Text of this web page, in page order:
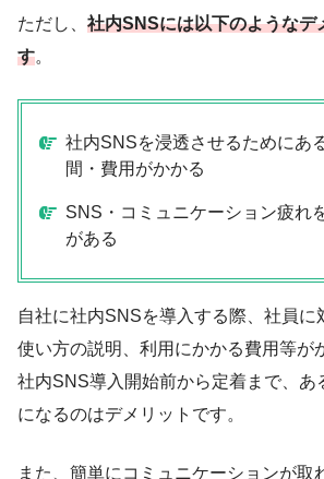
ただし、 社内SNSには以下のようなデ
す。
社内SNSを浸透させるためにあ
間・費用がかかる
SNS・コミュニケーション疲れ
がある
自社に社内SNSを導入する際、社員に
使い方の説明、利用にかかる費用等が
社内SNS導入開始前から定着まで、あ
になるのはデメリットです。
また、簡単にコミュニケーションが取